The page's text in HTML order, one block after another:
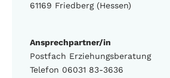
61169 Friedberg (Hessen)
Ansprechpartner/in
Postfach Erziehungsberatung
Telefon 06031 83-3636